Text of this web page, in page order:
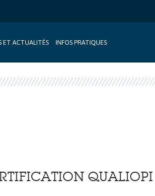
ET ACTUALITÉS INFOS PRATIQUES
QUALIOPI